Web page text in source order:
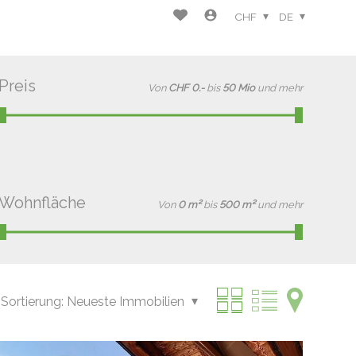
CHF DE
Von CHF 0.- bis 50 Mio und mehr
Von 0 m² bis 500 m² und mehr
Sortierung: Neueste Immobilien